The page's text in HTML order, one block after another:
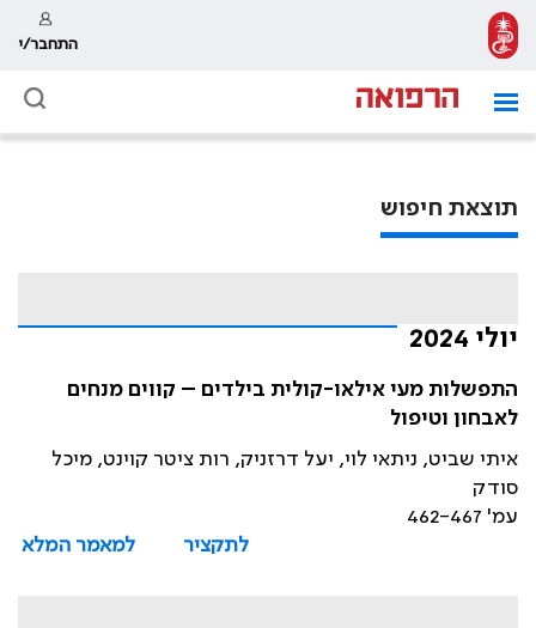
התחבר/י
תוצאת חיפוש
יולי 2024
התפשלות מעי אילאו-קולית בילדים – קווים מנחים
לאבחון וטיפול
איתי שביט, ניתאי לוי, יעל דרזניק, רות ציטר קוינט, מיכל
סודק
עמ' 462-467
לתקציר
למאמר המלא